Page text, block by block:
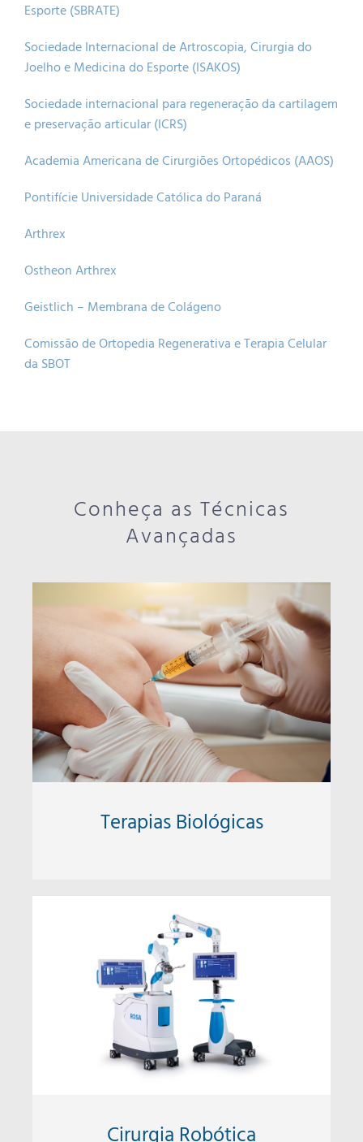
Esporte (SBRATE)
Sociedade Internacional de Artroscopia, Cirurgia do
Joelho e Medicina do Esporte (ISAKOS)
Sociedade internacional para regeneração da cartilagem
e preservação articular (ICRS)
Academia Americana de Cirurgiões Ortopédicos (AAOS)
Pontifície Universidade Católica do Paraná
Arthrex
Ostheon Arthrex
Geistlich – Membrana de Colágeno
Comissão de Ortopedia Regenerativa e Terapia Celular
da SBOT
Conheça as Técnicas
Avançadas
Terapias Biológicas
Cirurgia Robótica